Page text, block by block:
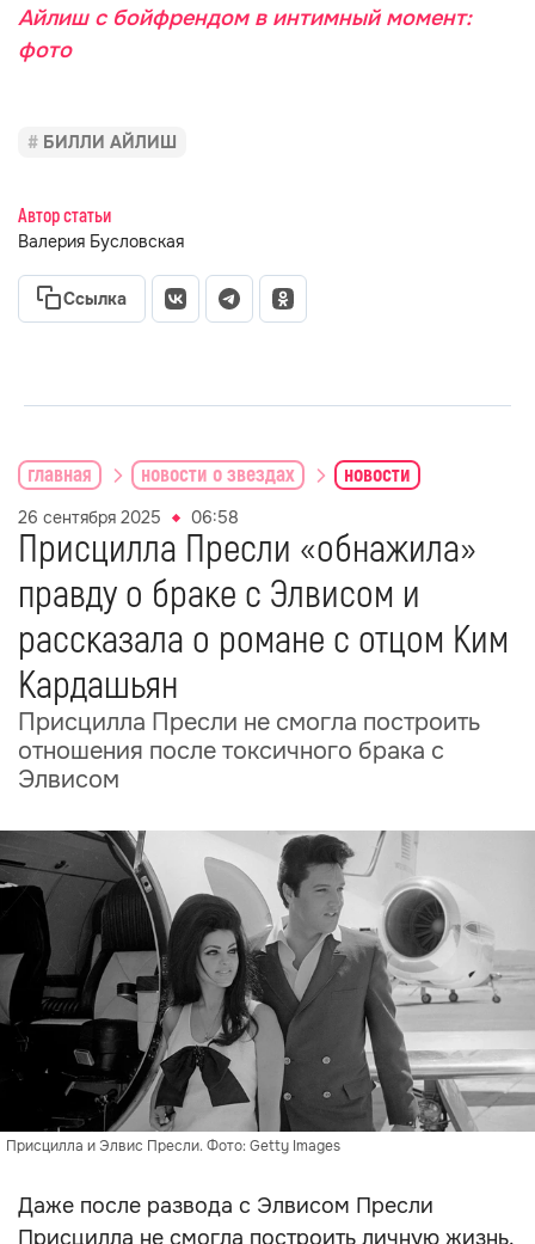
Айлиш с бойфрендом в интимный момент:
фото
БИЛЛИ АЙЛИШ
Автор статьи
Валерия Бусловская
Ссылка
главная новости о звездах новости
26 сентября 2025 06:58
Присцилла Пресли «обнажила»
правду о браке с Элвисом и
рассказала о романе с отцом Ким
Кардашьян
Присцилла Пресли не смогла построить
отношения после токсичного брака с
Элвисом
Присцилла и Элвис Пресли. Фото: Getty Images
Даже после развода с Элвисом Пресли
Присцилла не смогла построить личную жизнь.